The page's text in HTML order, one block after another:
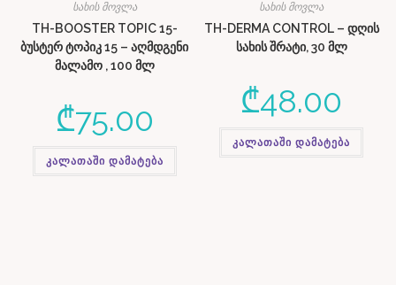
სახის მოვლა
TH-BOOSTER TOPIC 15-
ბუსტერ ტოპიკ 15 – აღმდგენი
მალამო , 100 მლ
₾75.00
კალათაში დამატება
სახის მოვლა
TH-DERMA CONTROL – დღის
სახის შრატი, 30 მლ
₾48.00
კალათაში დამატება